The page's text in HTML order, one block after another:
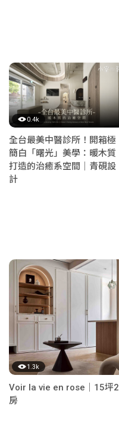
0.4k
全台最美中醫診所！開箱極
簡白「曙光」美學：暖木質
打造的治癒系空間｜青硯設
計
1.3k
Voir la vie en rose｜15坪2
房